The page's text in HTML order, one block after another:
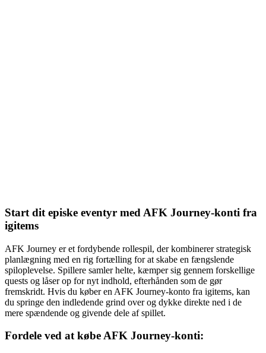
Start dit episke eventyr med AFK Journey-konti fra
igitems
AFK Journey er et fordybende rollespil, der kombinerer strategisk
planlægning med en rig fortælling for at skabe en fængslende
spiloplevelse. Spillere samler helte, kæmper sig gennem forskellige
quests og låser op for nyt indhold, efterhånden som de gør
fremskridt. Hvis du køber en AFK Journey-konto fra igitems, kan
du springe den indledende grind over og dykke direkte ned i de
mere spændende og givende dele af spillet.
Fordele ved at købe AFK Journey-konti: